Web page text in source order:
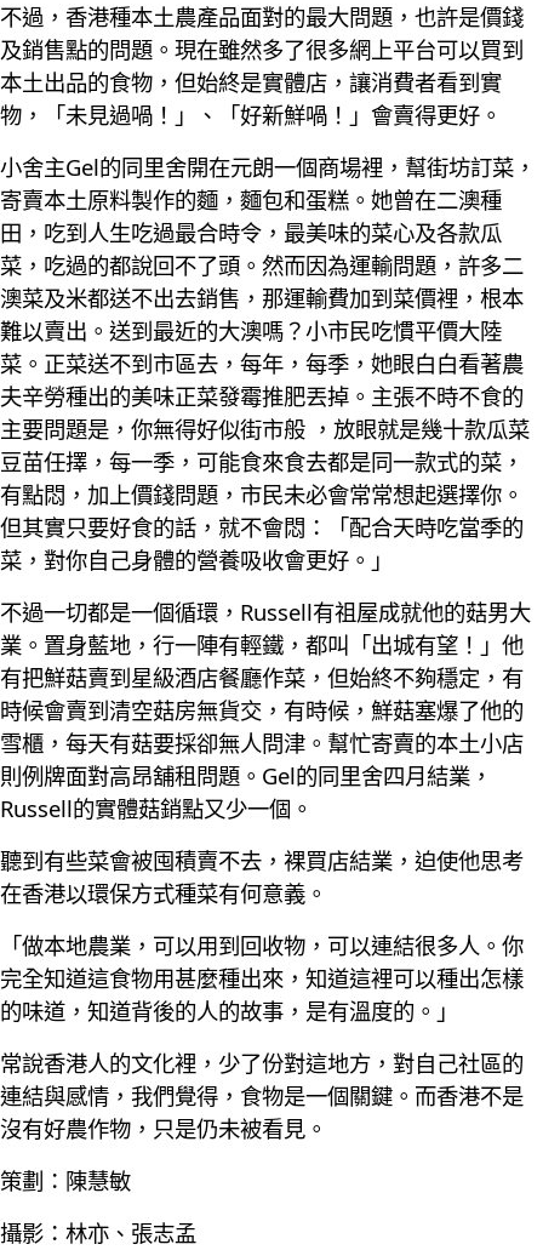
不過，香港種本土農產品面對的最大問題，也許是價錢
及銷售點的問題。現在雖然多了很多網上平台可以買到
本土出品的食物，但始終是實體店，讓消費者看到實
物，「未見過喎！」、「好新鮮喎！」會賣得更好。
小舍主Gel的同里舍開在元朗一個商場裡，幫街坊訂菜，
寄賣本土原料製作的麵，麵包和蛋糕。她曾在二澳種
田，吃到人生吃過最合時令，最美味的菜心及各款瓜
菜，吃過的都說回不了頭。然而因為運輸問題，許多二
澳菜及米都送不出去銷售，那運輸費加到菜價裡，根本
難以賣出。送到最近的大澳嗎？小市民吃慣平價大陸
菜。正菜送不到市區去，每年，每季，她眼白白看著農
夫辛勞種出的美味正菜發霉推肥丟掉。主張不時不食的
主要問題是，你無得好似街市般 ，放眼就是幾十款瓜菜
豆苗任擇，每一季，可能食來食去都是同一款式的菜，
有點悶，加上價錢問題，市民未必會常常想起選擇你。
但其實只要好食的話，就不會悶：「配合天時吃當季的
菜，對你自己身體的營養吸收會更好。」
不過一切都是一個循環，Russell有祖屋成就他的菇男大
業。置身藍地，行一陣有輕鐵，都叫「出城有望！」他
有把鮮菇賣到星級酒店餐廳作菜，但始終不夠穩定，有
時候會賣到清空菇房無貨交，有時候，鮮菇塞爆了他的
雪櫃，每天有菇要採卻無人問津。幫忙寄賣的本土小店
則例牌面對高昂舖租問題。Gel的同里舍四月結業，
Russell的實體菇銷點又少一個。
聽到有些菜會被囤積賣不去，裸買店結業，迫使他思考
在香港以環保方式種菜有何意義。
「做本地農業，可以用到回收物，可以連結很多人。你
完全知道這食物用甚麼種出來，知道這裡可以種出怎樣
的味道，知道背後的人的故事，是有溫度的。」
常說香港人的文化裡，少了份對這地方，對自己社區的
連結與感情，我們覺得，食物是一個關鍵。而香港不是
沒有好農作物，只是仍未被看見。
策劃：陳慧敏
攝影：林亦、張志孟